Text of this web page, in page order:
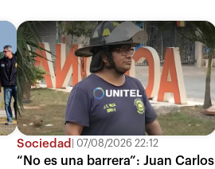
Sociedad 07/08/2026 22:12
“No es una barrera”: Juan Carlos